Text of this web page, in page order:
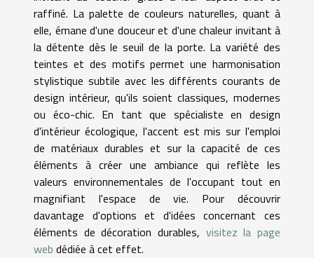
raffiné. La palette de couleurs naturelles, quant à
elle, émane d'une douceur et d'une chaleur invitant à
la détente dès le seuil de la porte. La variété des
teintes et des motifs permet une harmonisation
stylistique subtile avec les différents courants de
design intérieur, qu'ils soient classiques, modernes
ou éco-chic. En tant que spécialiste en design
d'intérieur écologique, l'accent est mis sur l'emploi
de matériaux durables et sur la capacité de ces
éléments à créer une ambiance qui reflète les
valeurs environnementales de l'occupant tout en
magnifiant l'espace de vie. Pour découvrir
davantage d'options et d'idées concernant ces
éléments de décoration durables, visitez la page
web dédiée à cet effet.